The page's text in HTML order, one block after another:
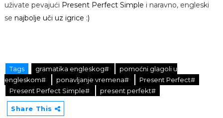
uživate pevajući Present Perfect Simple i naravno, engleski
se najbolje uči uz igrice :)
Tags gramatika engleskog#
pomoćni glagoli u
engleskom#
ponavljanje vremena#
Present Perfect#
Present Perfect Simple#
present perfekt#
Share This